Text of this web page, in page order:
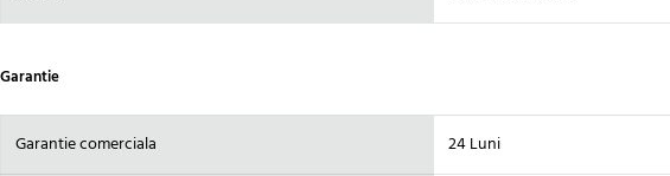
Garantie
Garantie comerciala 24 Luni